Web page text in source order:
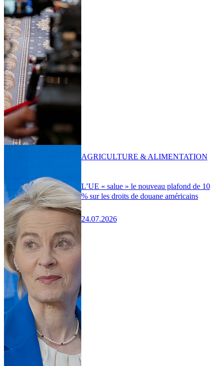
L’UE « salue » le nouveau plafond de 10
% sur les droits de douane américains
24.07.2026
AGRICULTURE & ALIMENTATION